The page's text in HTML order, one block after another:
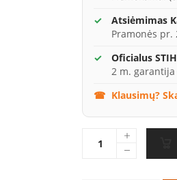
Atsiėmimas
Pramonės pr.
Oficialus
2 m. garantija
Klausimų?